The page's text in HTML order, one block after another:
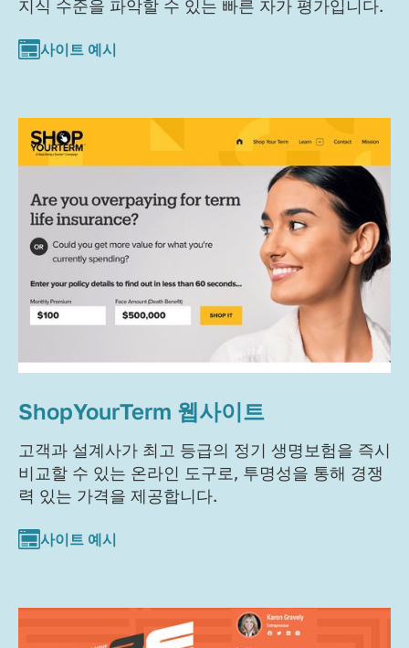
지식 수준을 파악할 수 있는 빠른 자가 평가입니다.
사이트 예시
ShopYourTerm 웹사이트
고객과 설계사가 최고 등급의 정기 생명보험을 즉시
비교할 수 있는 온라인 도구로, 투명성을 통해 경쟁
력 있는 가격을 제공합니다.
사이트 예시